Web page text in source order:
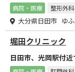
病院・医療 整形外科
大分県日田市 ゆ
堀田クリニック
日田市、光岡駅付